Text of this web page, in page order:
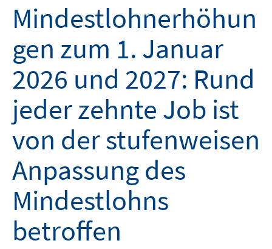
Mindestlohnerhöhun
gen zum 1. Januar
2026 und 2027: Rund
jeder zehnte Job ist
von der stufenweisen
Anpassung des
Mindestlohns
betroffen